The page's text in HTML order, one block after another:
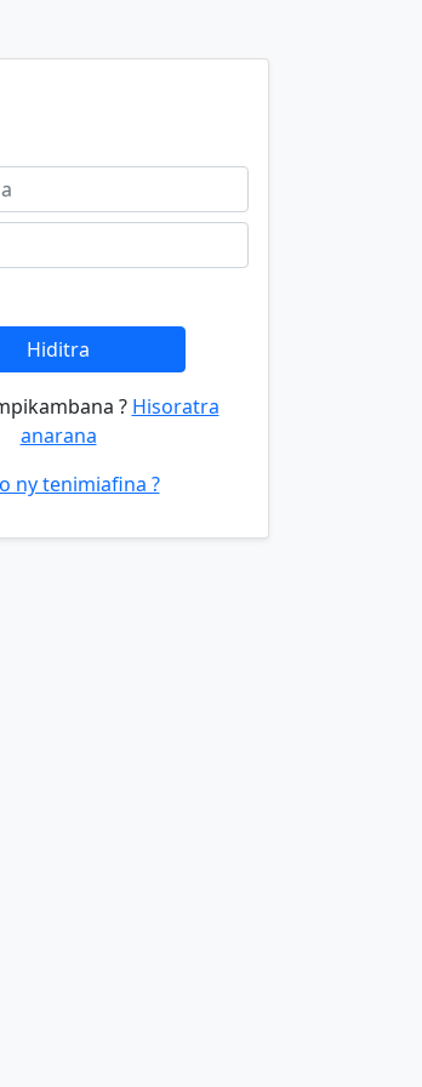
Hiditra
? Hisoratra
anarana
ny tenimiafina ?